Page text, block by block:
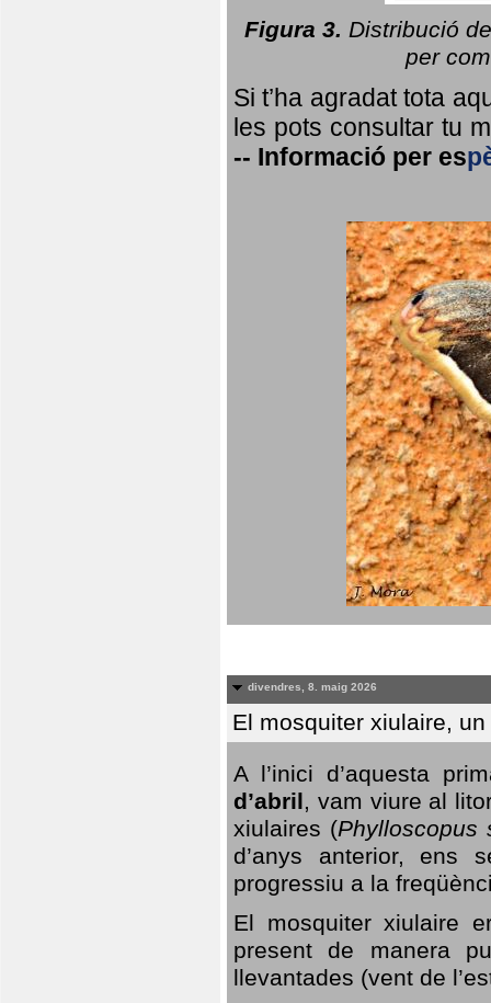
Figura 3. Distribució
per
Si t’ha agradat tota
les pots consultar tu
-- Informació per es
divendres, 8. maig 2026
El mosquiter xiulaire,
A l’inici d’aquesta
d’abril, vam viure al
xiulaires (Phylloscopus
d’anys anterior, ens
progressiu a la
El mosquiter xiulaire
present de manera
llevantades (vent de